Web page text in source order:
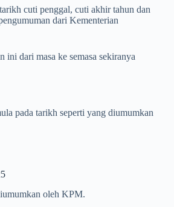
cuti penggal, cuti akhir tahun dan
dari Kementerian
dari masa ke semasa sekiranya
pada tarikh seperti yang diumumkan
oleh KPM.